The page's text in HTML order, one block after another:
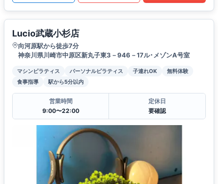
Lucio武蔵小杉店
向河原駅から徒歩7分
神奈川県川崎市中原区新丸子東3－946－17ル･メゾンA号室
マシンピラティス パーソナルピラティス 子連れOK
無料体験
食事指導
駅から5分以内
営業時間
9:00〜22:00
定休日
要確認